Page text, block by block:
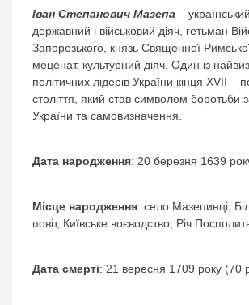
Іван Степанович Мазепа –
державний і військовий діяч, гетьман
Запорозького, князь Священної Римської
меценат, культурний діяч. Один із
політичних лідерів України кінця XVII –
століття, який став символом боротьби
України та самовизначення.
Дата народження: 20 березня 1639
Місце народження: село Мазепинці,
повіт, Київське воєводство, Річ
Дата смерті: 21 вересня 1709 року (70